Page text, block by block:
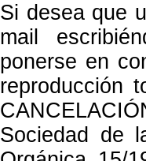
Si desea que
mail
ponerse en
reproducción
Sociedad de